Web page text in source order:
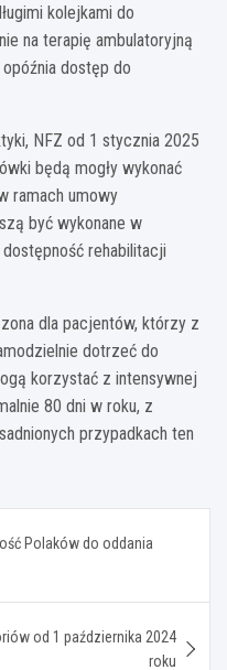
kolejkami do
na terapię ambulatoryjną
dostęp do
NFZ od 1 stycznia 2025
będą mogły wykonać
ramach umowy
być wykonane w
rehabilitacji
dla pacjentów, którzy z
dotrzeć do
korzystać z intensywnej
80 dni w roku, z
przypadkach ten
Polaków do oddania
od 1 października 2024
roku